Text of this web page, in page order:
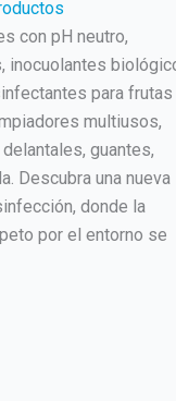
con pH neutro,
inocuolantes
para frutas
multiusos,
guantes,
Descubra una nueva
donde la
por el entorno se